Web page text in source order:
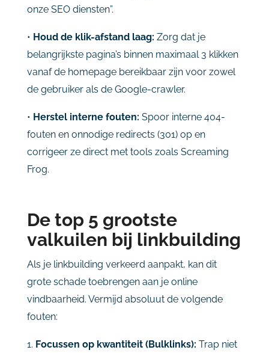
onze SEO diensten”.
• Houd de klik-afstand laag: Zorg dat je
belangrijkste pagina’s binnen maximaal 3 klikken
vanaf de homepage bereikbaar zijn voor zowel
de gebruiker als de Google-crawler.
• Herstel interne fouten: Spoor interne 404-
fouten en onnodige redirects (301) op en
corrigeer ze direct met tools zoals Screaming
Frog.
De top 5 grootste
valkuilen bij linkbuilding
Als je linkbuilding verkeerd aanpakt, kan dit
grote schade toebrengen aan je online
vindbaarheid. Vermijd absoluut de volgende
fouten:
1. Focussen op kwantiteit (Bulklinks): Trap niet